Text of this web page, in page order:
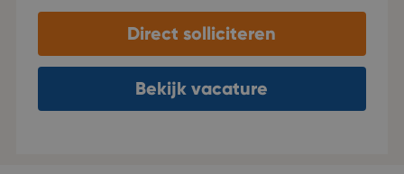
voorop en mede daardoor zijn zij uitgegroeid
tot een bekende speler in hun vakgebied.
Daarnaast organiseren ze unieke en
toonaangevende evenementen voor hun
Direct solliciteren
Bekijk vacature